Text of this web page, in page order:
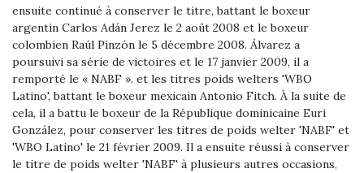
ensuite continué à conserver le titre, battant le boxeur
argentin Carlos Adán Jerez le 2 août 2008 et le boxeur
colombien Raúl Pinzón le 5 décembre 2008. Álvarez a
poursuivi sa série de victoires et le 17 janvier 2009, il a
remporté le « NABF ». et les titres poids welters 'WBO
Latino', battant le boxeur mexicain Antonio Fitch. À la suite de
cela, il a battu le boxeur de la République dominicaine Euri
González, pour conserver les titres de poids welter 'NABF' et
'WBO Latino' le 21 février 2009. Il a ensuite réussi à conserver
le titre de poids welter 'NABF' à plusieurs autres occasions,